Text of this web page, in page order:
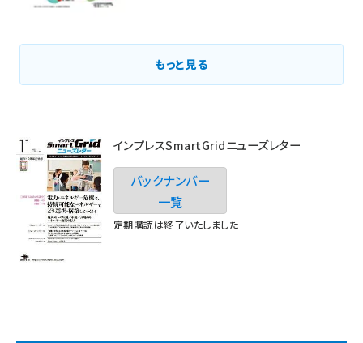
もっと見る
インプレスSmartGridニューズレター
バックナンバー
一覧
定期購読は終了いたしました